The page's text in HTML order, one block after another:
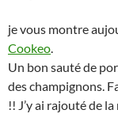
je vous montre
Cookeo.
Un bon sauté de
des champignons.
!! J’y ai rajouté de